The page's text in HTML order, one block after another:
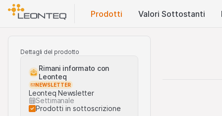
Prodotti Valori Sottostanti
Dettagli del prodotto
Rimani informato con
Leonteq
NEWSLETTER
Leonteq Newsletter
Settimanale
Prodotti in sottoscrizione